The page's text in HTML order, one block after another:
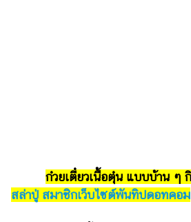
ราคา
ทอง
ก๋วยเตี๋ยวเนื้อตุ๋น แบบบ้าน ๆ
สล่าปู่ สมาชิกเว็บไซต์พันทิปดอทคอม